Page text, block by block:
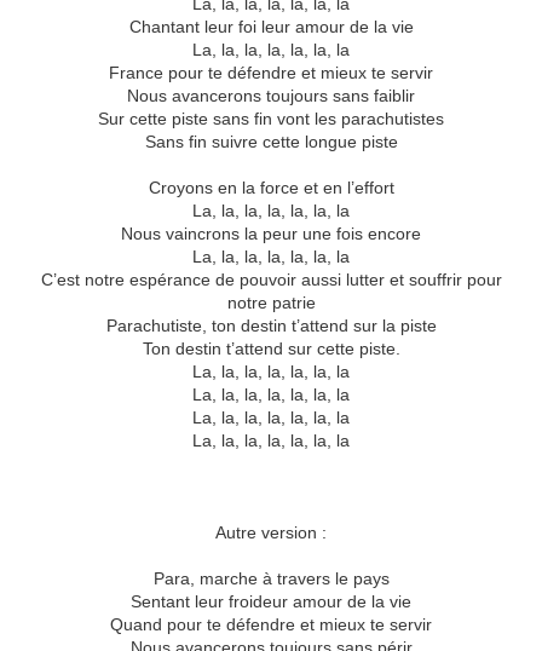
Chantant leur foi leur amour de la vie
La, la, la, la, la, la, la
France pour te défendre et mieux te servir
Nous avancerons toujours sans faiblir
Sur cette piste sans fin vont les parachutistes
Sans fin suivre cette longue piste
Croyons en la force et en l’effort
La, la, la, la, la, la, la
Nous vaincrons la peur une fois encore
La, la, la, la, la, la, la
C’est notre espérance de pouvoir aussi lutter et souffrir pour
notre patrie
Parachutiste, ton destin t’attend sur la piste
Ton destin t’attend sur cette piste.
La, la, la, la, la, la, la
La, la, la, la, la, la, la
La, la, la, la, la, la, la
La, la, la, la, la, la, la
Autre version :
Para, marche à travers le pays
Sentant leur froideur amour de la vie
Quand pour te défendre et mieux te servir